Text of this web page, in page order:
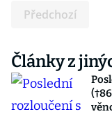
Předchozí
Články z